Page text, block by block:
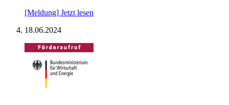
[Meldung] Jetzt lesen
18.06.2024